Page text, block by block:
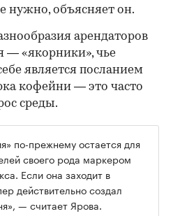
нужно, объясняет он.
арендаторов
— «якорники», чье
является посланием
кофейни — это часто
среды.
по-прежнему остается для
своего рода маркером
Если она заходит в
действительно создал
— считает Ярова.